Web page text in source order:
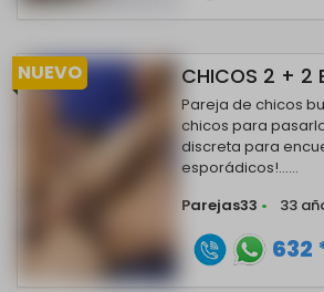
NUEVO CHICOS 2 + 2
Pareja de chicos
chicos para
discreta para
esporádicos!......
Parejas33 • 33
632